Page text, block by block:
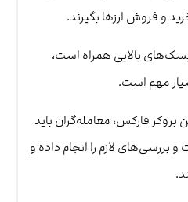
و فروش ارزها بگیرند.
ریسک‌های بالایی همراه است،
مهم است.
بروکر فارکس، معامله‌گران باید
بررسی‌های لازم را انجام داده و